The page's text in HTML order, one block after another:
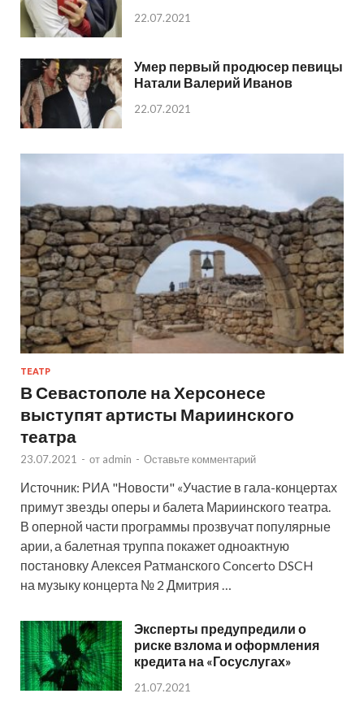
22.07.2021
Умер первый продюсер певицы
Натали Валерий Иванов
22.07.2021
ТЕАТР
В Севастополе на Херсонесе
выступят артисты Мариинского
театра
23.07.2021 - от admin - Оставьте комментарий
Источник: РИА "Новости" «Участие в гала-концертах
примут звезды оперы и балета Мариинского театра.
В оперной части программы прозвучат популярные
арии, а балетная труппа покажет одноактную
постановку Алексея Ратманского Concerto DSCH
на музыку концерта № 2 Дмитрия …
Эксперты предупредили о
риске взлома и оформления
кредита на «Госуслугах»
21.07.2021